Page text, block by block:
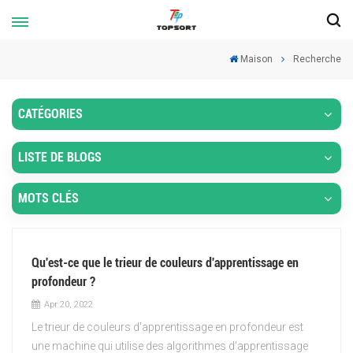
Maison Recherche
CATÉGORIES
LISTE DE BLOGS
MOTS CLÉS
Qu'est-ce que le trieur de couleurs d'apprentissage en
profondeur ?
Apr 20, 2022
Le trieur de couleurs d'apprentissage en profondeur est
une machine qui utilise des algorithmes d'apprentissage